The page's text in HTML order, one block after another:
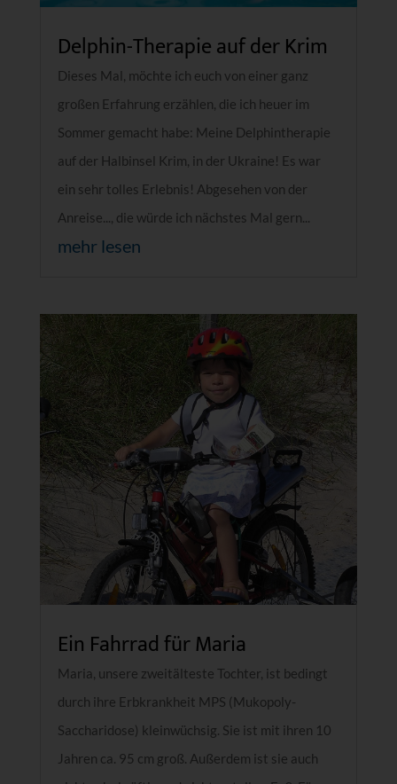
Delphin-Therapie auf der Krim
Dieses Mal, möchte ich euch von einer ganz
großen Erfahrung erzählen, die ich heuer im
Sommer gemacht habe: Meine Delphintherapie
auf der Halbinsel Krim, in der Ukraine! Es war
ein sehr tolles Erlebnis! Abgesehen von der
Anreise..., die würde ich nächstes Mal gern...
mehr lesen
Ein Fahrrad für Maria
Maria, unsere zweitälteste Tochter, ist bedingt
durch ihre Erbkrankheit MPS (Mukopoly-
Saccharidose) kleinwüchsig. Sie ist mit ihren 10
Jahren ca. 95 cm groß. Außerdem ist sie auch